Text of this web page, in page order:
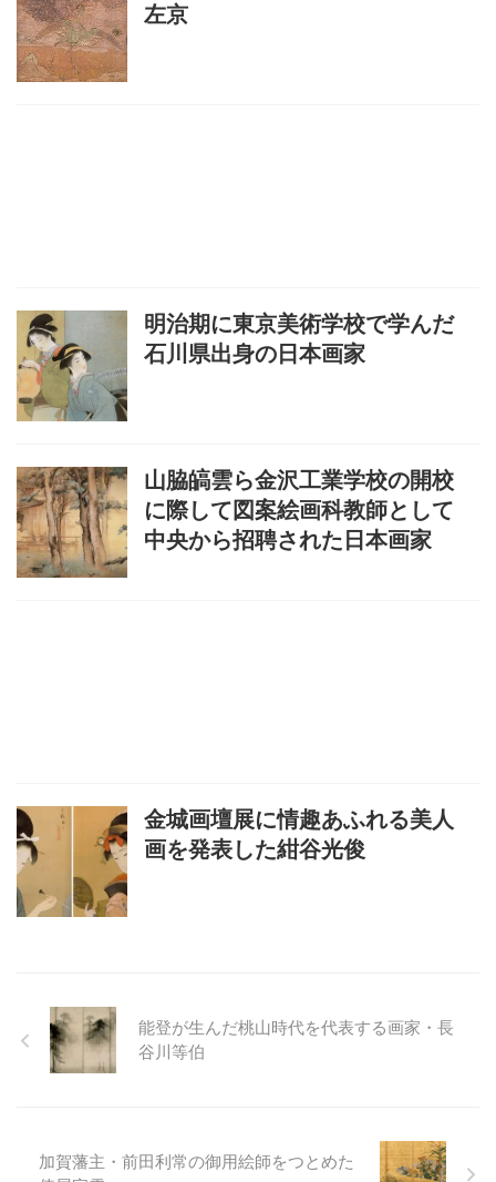
左京
明治期に東京美術学校で学んだ
石川県出身の日本画家
山脇皜雲ら金沢工業学校の開校
に際して図案絵画科教師として
中央から招聘された日本画家
金城画壇展に情趣あふれる美人
画を発表した紺谷光俊
能登が生んだ桃山時代を代表する画家・長
谷川等伯
加賀藩主・前田利常の御用絵師をつとめた